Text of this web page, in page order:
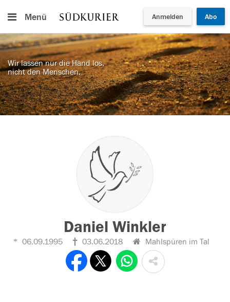
Menü Anmelden Abo
Wir lassen nur die Hand los,
nicht den Menschen.
Daniel Winkler
06.09.1995 03.06.2018 Mahlspüren im Tal